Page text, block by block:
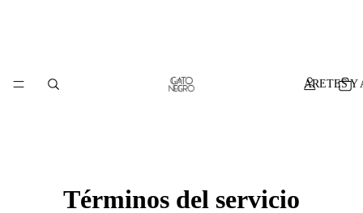
ARETES Y
Términos del servicio